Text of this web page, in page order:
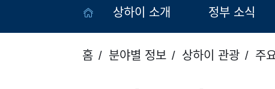
상하이 소개 정부 소식
홈 분야별 정보 상하이 관광 주